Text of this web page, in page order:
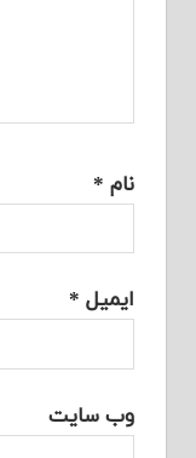
نام *
ایمیل *
وب‌ سایت